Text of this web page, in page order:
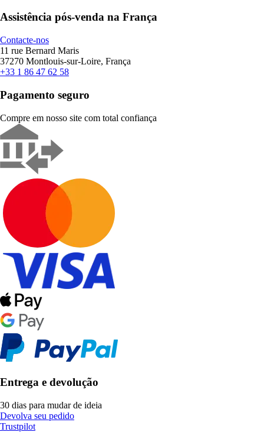
Assistência pós-venda na França
Contacte-nos
11 rue Bernard Maris
37270 Montlouis-sur-Loire, França
+33 1 86 47 62 58
Pagamento seguro
Compre em nosso site com total confiança
Entrega e devolução
30 dias para mudar de ideia
Devolva seu pedido
Trustpilot